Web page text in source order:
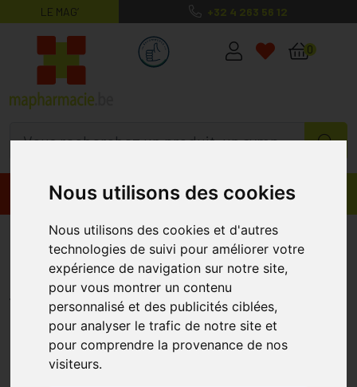
Nous utilisons des cookies
Nous utilisons des cookies et d'autres
technologies de suivi pour améliorer votre
expérience de navigation sur notre site,
pour vous montrer un contenu
personnalisé et des publicités ciblées,
pour analyser le trafic de notre site et
pour comprendre la provenance de nos
visiteurs.
LE MAG’ +32 4 263 56 12
MaPharmacie.be ma santé, mes
0
Promos Produits
Bell Savon Lait Anesse Monoi